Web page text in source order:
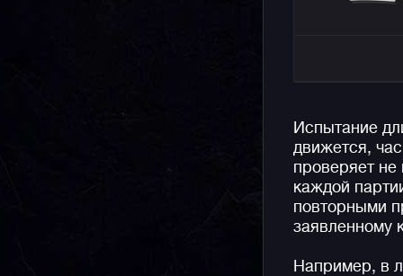
Испытание
движется,
проверяет
каждой
повторными
заявленному
Например, в